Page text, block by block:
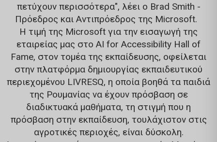
πετύχουν περισσότερα", λέει ο Brad Smith -
Πρόεδρος και Αντιπρόεδρος της Microsoft.
Η τιμή της Microsoft για την εισαγωγή της
εταιρείας μας στο AI for Accessibility Hall of
Fame, στον τομέα της εκπαίδευσης, οφείλεται
στην πλατφόρμα δημιουργίας εκπαιδευτικού
περιεχομένου LIVRESQ, η οποία βοηθά τα παιδιά
της Ρουμανίας να έχουν πρόσβαση σε
διαδικτυακά μαθήματα, τη στιγμή που η
πρόσβαση στην εκπαίδευση, τουλάχιστον στις
αγροτικές περιοχές, είναι δύσκολη.